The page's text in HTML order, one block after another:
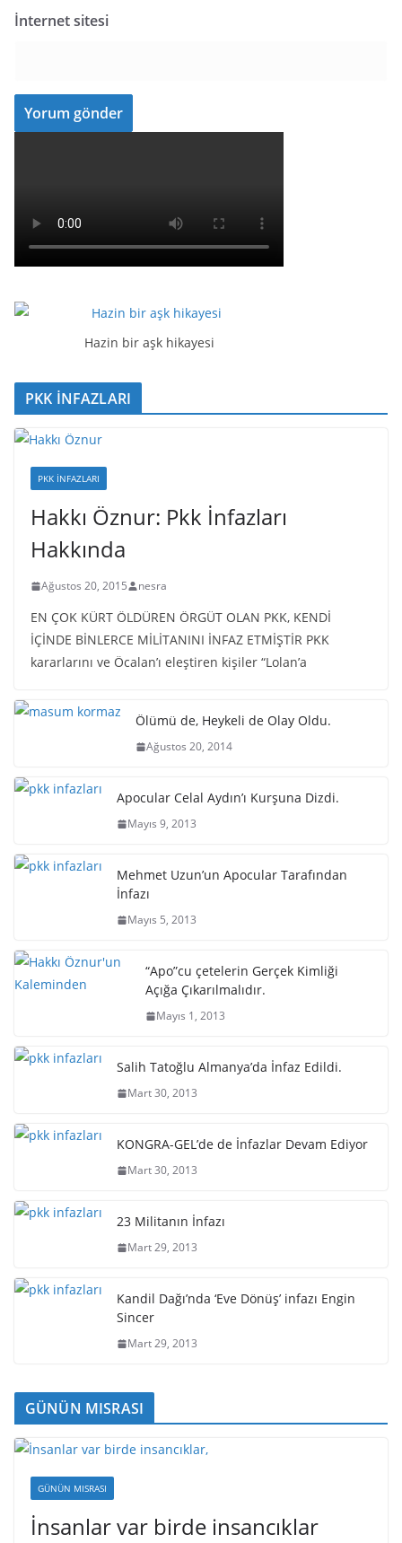
İnternet sitesi
Hazin bir aşk hikayesi
PKK İNFAZLARI
PKK İNFAZLARI
Hakkı Öznur: Pkk İnfazları
Hakkında
Ağustos 20, 2015 nesra
EN ÇOK KÜRT ÖLDÜREN ÖRGÜT OLAN PKK, KENDİ
İÇİNDE BİNLERCE MİLİTANINI İNFAZ ETMİŞTİR PKK
kararlarını ve Öcalan’ı eleştiren kişiler “Lolan’a
Ölümü de, Heykeli de Olay Oldu.
Ağustos 20, 2014
Apocular Celal Aydın’ı Kurşuna Dizdi.
Mayıs 9, 2013
Mehmet Uzun’un Apocular Tarafından
İnfazı
Mayıs 5, 2013
“Apo”cu çetelerin Gerçek Kimliği
Açığa Çıkarılmalıdır.
Mayıs 1, 2013
Salih Tatoğlu Almanya’da İnfaz Edildi.
Mart 30, 2013
KONGRA-GEL’de de İnfazlar Devam Ediyor
Mart 30, 2013
23 Militanın İnfazı
Mart 29, 2013
Kandil Dağı’nda ‘Eve Dönüş’ infazı Engin
Sincer
Mart 29, 2013
GÜNÜN MISRASI
GÜNÜN MISRASI
İnsanlar var birde insancıklar